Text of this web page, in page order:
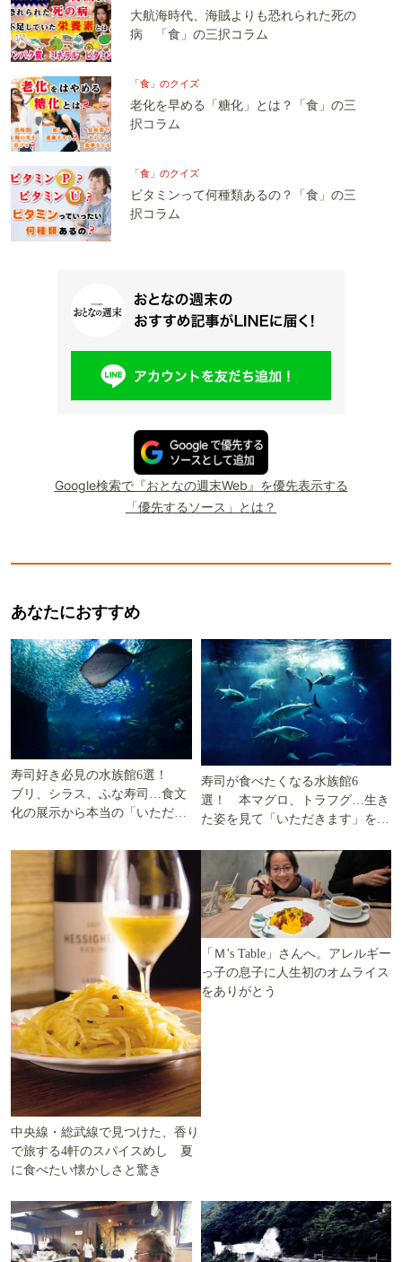
大航海時代、海賊よりも恐れられた死の
病 「食」の三択コラム
「食」のクイズ
老化を早める「糖化」とは？「食」の三
択コラム
「食」のクイズ
ビタミンって何種類あるの？「食」の三
択コラム
Google検索で『おとなの週末Web』を優先表示する
「優先するソース」とは？
あなたにおすすめ
寿司好き必見の水族館6選！
ブリ、シラス、ふな寿司…食文
化の展示から本当の「いただき
寿司が食べたくなる水族館6
選！ 本マグロ、トラフグ…生き
た姿を見て「いただきます」を考
中央線・総武線で見つけた、香り
で旅する4軒のスパイスめし 夏
に食べたい懐かしさと驚き
「Ｍ’s Table」さんへ。アレルギー
っ子の息子に人生初のオムライス
をありがとう